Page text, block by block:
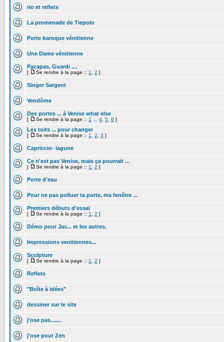
rio et reflets
La promenade de Tiepolo
Porte baroque vénitienne
Une Dame vénitienne
Pazapas, Guardi ....
[ Se rendre à la page :: 1 2 ]
Singer Sargent
Vendôme
Des portes ... à Venise what else
[ Se rendre à la page :: 1 4 5 6 ]
Les toits ... pour changer
[ Se rendre à la page :: 1 2 3 ]
Capriccio- lagune
Ce n'est pas Venise, mais ça pourrait ...
[ Se rendre à la page :: 1 2 ]
Porte d'eau
Pour ne pas polluer ta porte, ma fenêtre ...
Premiers débuts d'essai
[ Se rendre à la page :: 1 2 ]
Démo pour Jas... et les autres.
Impressions venitiennes...
Sculpture
[ Se rendre à la page :: 1 2 ]
Reflets
"Boîte à idées"
dessiner sur le site
j'ose pas.......
j'ose pour Zen